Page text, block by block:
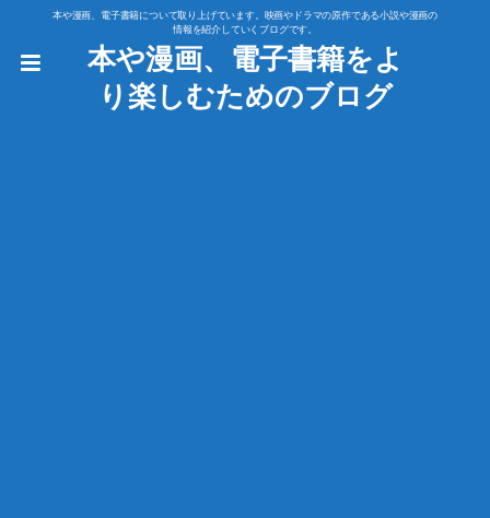
本や漫画、電子書籍について取り上げています。映画やドラマの原作である小説や漫画の
情報を紹介していくブログです。
本や漫画、電子書籍をよ
り楽しむためのブログ